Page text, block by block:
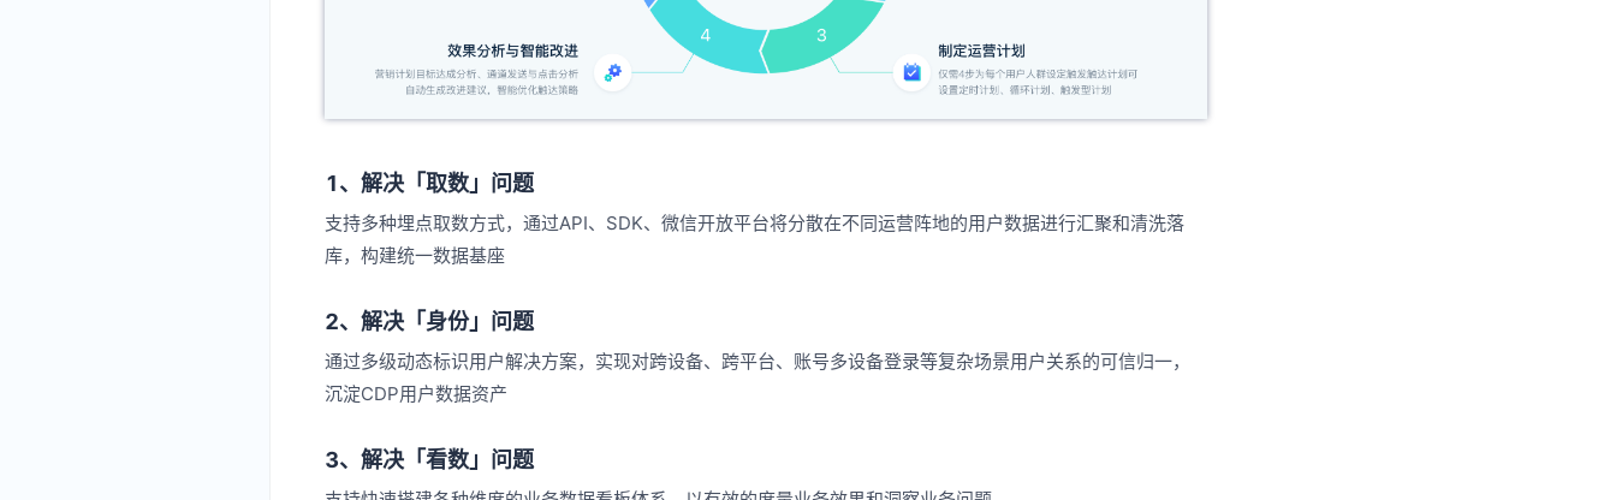
1、解决「取数」问题
支持多种埋点取数方式，通过API、SDK、微信开放平台将分散在不同运营阵地的用户数据进行汇聚和清洗落
库，构建统一数据基座
2、解决「身份」问题
通过多级动态标识用户解决方案，实现对跨设备、跨平台、账号多设备登录等复杂场景用户关系的可信归一，
沉淀CDP用户数据资产
3、解决「看数」问题